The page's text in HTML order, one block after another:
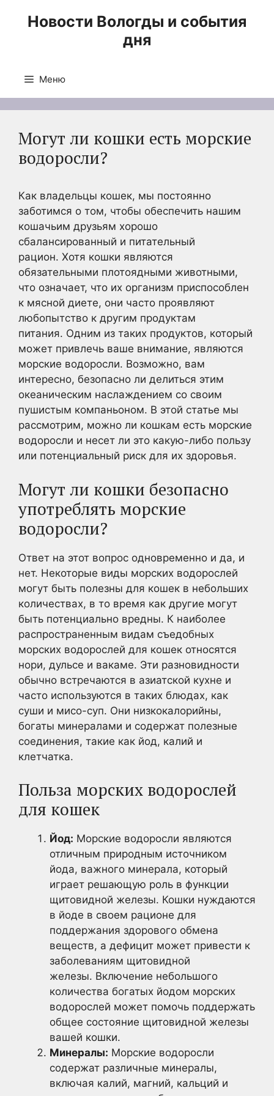
Новости Вологды и события
дня
Меню
Могут ли кошки есть морские
водоросли?
Как владельцы кошек, мы постоянно
заботимся о том, чтобы обеспечить нашим
кошачьим друзьям хорошо
сбалансированный и питательный
рацион. Хотя кошки являются
обязательными плотоядными животными,
что означает, что их организм приспособлен
к мясной диете, они часто проявляют
любопытство к другим продуктам
питания. Одним из таких продуктов, который
может привлечь ваше внимание, являются
морские водоросли. Возможно, вам
интересно, безопасно ли делиться этим
океаническим наслаждением со своим
пушистым компаньоном. В этой статье мы
рассмотрим, можно ли кошкам есть морские
водоросли и несет ли это какую-либо пользу
или потенциальный риск для их здоровья.
Могут ли кошки безопасно
употреблять морские
водоросли?
Ответ на этот вопрос одновременно и да, и
нет. Некоторые виды морских водорослей
могут быть полезны для кошек в небольших
количествах, в то время как другие могут
быть потенциально вредны. К наиболее
распространенным видам съедобных
морских водорослей для кошек относятся
нори, дульсе и вакаме. Эти разновидности
обычно встречаются в азиатской кухне и
часто используются в таких блюдах, как
суши и мисо-суп. Они низкокалорийны,
богаты минералами и содержат полезные
соединения, такие как йод, калий и
клетчатка.
Польза морских водорослей
для кошек
Йод: Морские водоросли являются
отличным природным источником
йода, важного минерала, который
играет решающую роль в функции
щитовидной железы. Кошки нуждаются
в йоде в своем рационе для
поддержания здорового обмена
веществ, а дефицит может привести к
заболеваниям щитовидной
железы. Включение небольшого
количества богатых йодом морских
водорослей может помочь поддержать
общее состояние щитовидной железы
вашей кошки.
Минералы: Морские водоросли
содержат различные минералы,
включая калий, магний, кальций и